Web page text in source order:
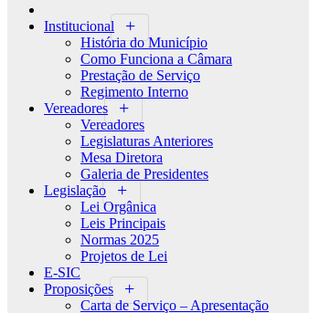
Institucional
História do Município
Como Funciona a Câmara
Prestação de Serviço
Regimento Interno
Vereadores
Vereadores
Legislaturas Anteriores
Mesa Diretora
Galeria de Presidentes
Legislação
Lei Orgânica
Leis Principais
Normas 2025
Projetos de Lei
E-SIC
Proposições
Carta de Serviço – Apresentação